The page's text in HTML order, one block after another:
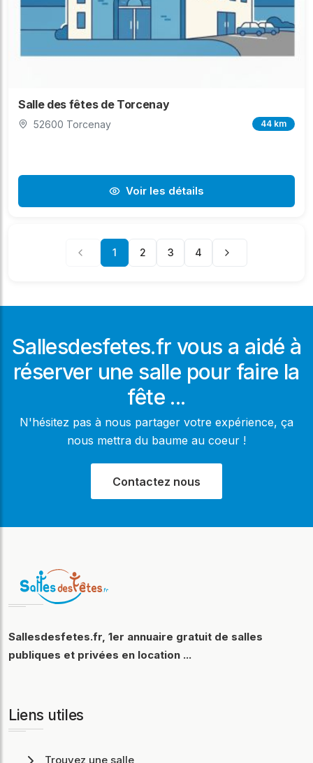
Salle des fêtes de Torcenay
52600 Torcenay 44 km
Voir les détails
1 2 3 4
Sallesdesfetes.fr vous a aidé à
réserver une salle pour faire la
fête ...
N'hésitez pas à nous partager votre expérience, ça
nous mettra du baume au coeur !
Contactez nous
Sallesdesfetes.fr, 1er annuaire gratuit de salles
publiques et privées en location ...
Liens utiles
Trouvez une salle